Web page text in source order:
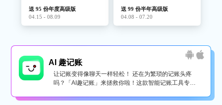
送 95 份年度高级版
04.15 - 08.09
送 99 份半年高级版
04.08 - 07.20
AI 趣记账
让记账变得像聊天一样轻松！ 还在为繁琐的记账头疼
吗？「AI趣记账」来拯救你啦！这款智能记账工具专为